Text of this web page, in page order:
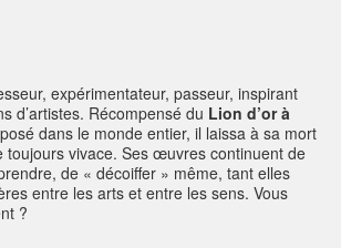
expérimentateur, passeur, inspirant
d’artistes. Récompensé du Lion d’or à
dans le monde entier, il laissa à sa mort
toujours vivace. Ses œuvres continuent de
de « décoiffer » même, tant elles
entre les arts et entre les sens. Vous
?